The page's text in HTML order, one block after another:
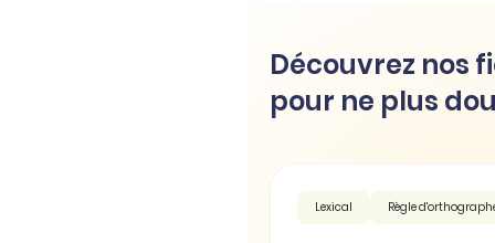
Découvrez nos
pour ne plus
Lexical Règle